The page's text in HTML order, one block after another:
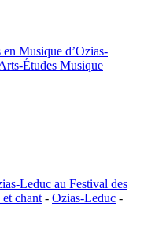
en Musique d’Ozias-
Études Musique
Leduc au Festival des
chant- Ozias-Leduc -